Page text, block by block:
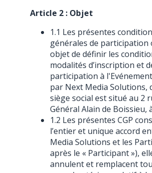
Article 2 : Objet
1.1 Les présentes
générales de
objet de définir les
modalités d’inscription et
participation à
par Next Media Solutions,
siège social est situé au 2
Général Alain de Boissieu,
1.2 Les présentes CGP
l’entier et unique accord
Media Solutions et les
après le « Participant »),
annulent et remplacent